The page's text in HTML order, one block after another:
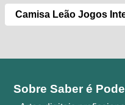
Camisa Leão Jogos
Sobre Saber é